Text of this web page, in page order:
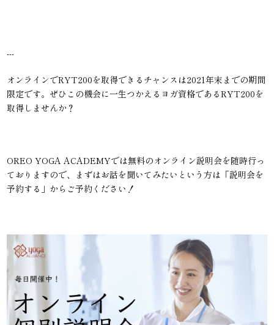
---
オンラインでRYT200を取得できるチャンスは2021年末までの期間
限定です。ぜひこの機会に一生つかえるヨガ資格であるRYT200を
取得しませんか？
OREO YOGA ACADEMYでは無料のオンライン説明会を随時行っ
ておりますので、まずはお話を聞いてみたいという方は「説明会を
予約する」からご予約ください！